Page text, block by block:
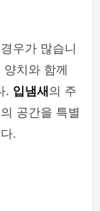
우가 많습니
치와 함께
. 입냄새 의 주
공간을 특별
.